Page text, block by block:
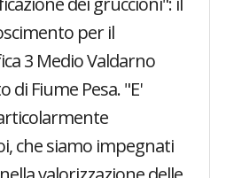
per il
3 Medio Valdarno
di Fiume Pesa. "E'
che siamo impegnati